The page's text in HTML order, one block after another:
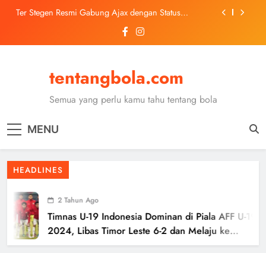
SkipTer Stegen Resmi Gabung Ajax dengan Status
Trabzonspor Mulai Negosiasi Mohamed Salah, Tes
Medis Dijadwalkan 5 Agustus
2026, Siap Tatap Putaran Provinsi
Kerolin Resmi Gabung Barcelona, Transfer
Dilaporkan Pecahkan Rekor Penjualan WSL
Pinjaman dari Barcelona
Trabzonspor Mulai Negosiasi Mohamed Salah, Tes
Medis Dijadwalkan 5 Agustus
Malang United U-13 Juara Piala Soeratin Kota Malang
2026, Siap Tatap Putaran Provinsi
tentangbola.com
Semua yang perlu kamu tahu tentang bola
MENU
HEADLINES
2 Tahun Ago
Timnas U-19 Indonesia Dominan di Piala AFF U-19
2024, Libas Timor Leste 6-2 dan Melaju ke
Semifinal